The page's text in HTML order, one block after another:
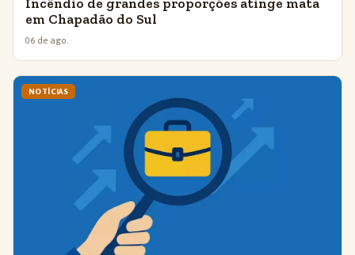
em Chapadão do Sul
06 de ago.
NOTÍCIAS